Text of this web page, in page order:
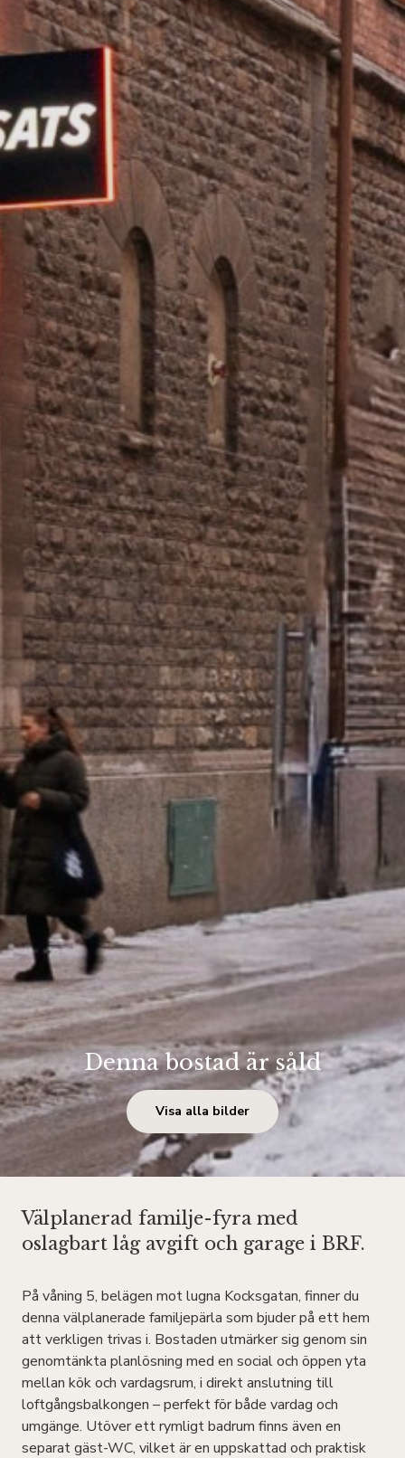
Denna bostad är såld
Visa alla bilder
Välplanerad familje-fyra med
oslagbart låg avgift och garage i BRF.
På våning 5, belägen mot lugna Kocksgatan, finner du
denna välplanerade familjepärla som bjuder på ett hem
att verkligen trivas i. Bostaden utmärker sig genom sin
genomtänkta planlösning med en social och öppen yta
mellan kök och vardagsrum, i direkt anslutning till
loftgångsbalkongen – perfekt för både vardag och
umgänge. Utöver ett rymligt badrum finns även en
separat gäst-WC, vilket är en uppskattad och praktisk